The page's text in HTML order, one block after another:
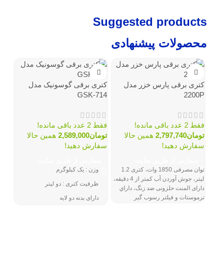
Suggested products
محصولات پیشنهادی
کتری برقی پارس خزر مدل
2200P
فقط 2 عدد باقی مانده!
تومان2,797,740 همین حالا
سفارش دهید!
توان مصرفی 1850 وات، كتری 1.2
ليتر، جوش آوردن آب كمتر از 4 دقيقه،
دارای المنت حلزونی ضد زنگ، داراي
ترموستات و فيلتر رسوب گير
کتری برقی گوسونیک مدل
GSK-714
فقط 2 عدد باقی مانده!
تومان2,589,000 همین حالا
سفارش دهید!
وزن : یک کیلوگرم
ظرفیت کتری : دو لیتر
دارای بدنه دو لایه